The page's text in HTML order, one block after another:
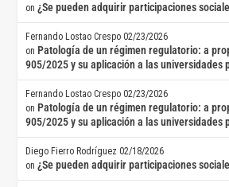
on¿Se pueden adquirir participaciones
Fernando Lostao Crespo 02/23/2026
on Patología de un régimen regulatorio: a
905/2025 y su aplicación a las universidades
Fernando Lostao Crespo 02/23/2026
on Patología de un régimen regulatorio: a
905/2025 y su aplicación a las universidades
Diego Fierro Rodríguez 02/18/2026
on¿Se pueden adquirir participaciones